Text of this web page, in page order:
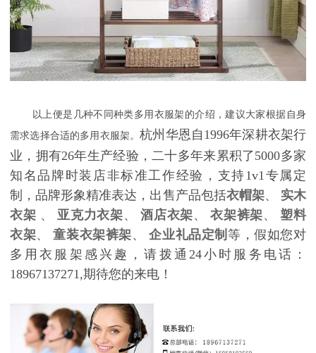
以上便是几种不同种类多用衣服架的介绍，建议大家根据自身
需求选择合适的多用衣服架。杭州华恩自1996年深耕衣架行
业，拥有26年生产经验，二十多年来累积了5000多家
知名品牌时装店非标准工作经验，支持1v1专属定
制，品牌形象精准表达，出售产品包括衣帽架、
实木
衣架 、 亚克力衣架、 酒店衣架、 衣架裤架、
塑料
衣架、 童装衣架裤架、 企业礼品定制 等，假如您对
多用衣服架感兴趣，请拨通24小时服务电话：
18967137271,期待您的来电！